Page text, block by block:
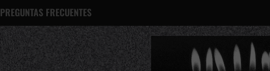
PREGUNTAS FRECUENTES